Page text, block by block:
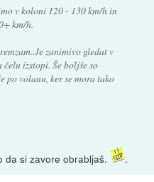
v koloni 120 - 130 km/h in
km/h.
zanimivo gledat v
izstopi. Še boljše so
po volanu, ker se mora tako
da si zavore obrabljaš. .